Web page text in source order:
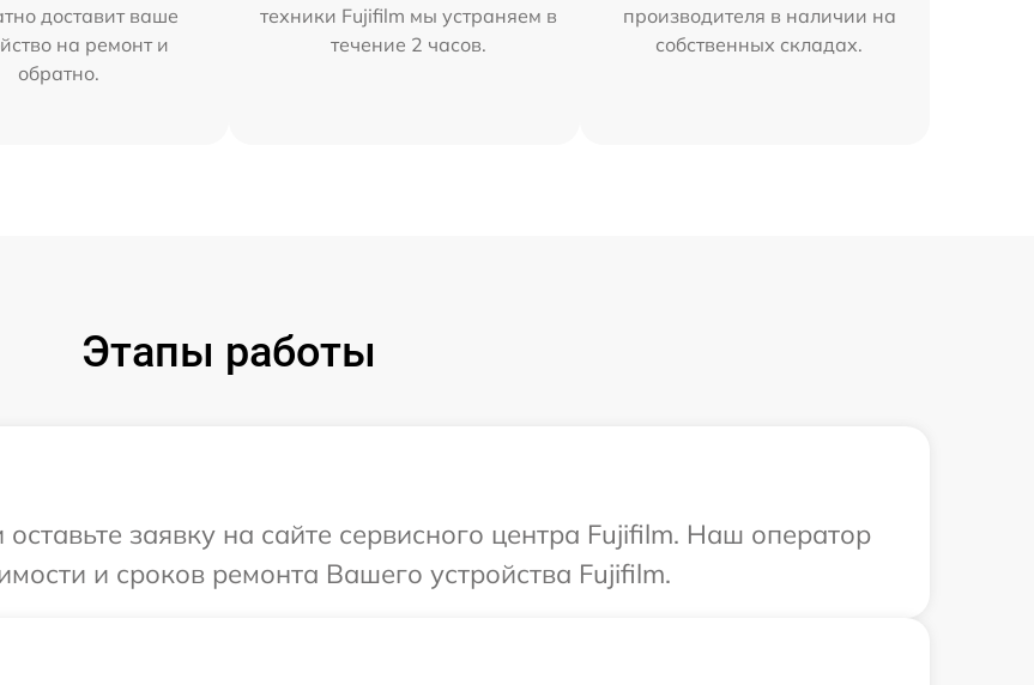
доставит ваше
на ремонт и
обратно.
техники Fujifilm мы устраняем в
течение 2 часов.
производителя в наличии на
собственных складах.
Этапы работы
заявку на сайте сервисного центра Fujifilm. Наш оператор
и сроков ремонта Вашего устройства Fujifilm.